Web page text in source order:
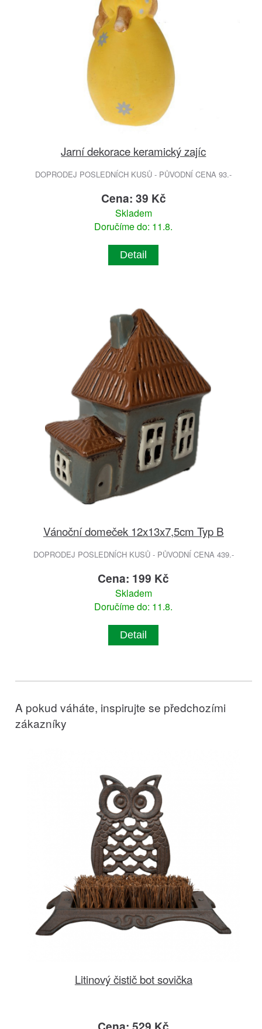
Jarní dekorace keramický zajíc
DOPRODEJ POSLEDNÍCH KUSŮ - PŮVODNÍ CENA 93.-
Cena: 39 Kč
Skladem
Doručíme do: 11.8.
Detail
Vánoční domeček 12x13x7,5cm Typ B
DOPRODEJ POSLEDNÍCH KUSŮ - PŮVODNÍ CENA 439.-
Cena: 199 Kč
Skladem
Doručíme do: 11.8.
Detail
A pokud váháte, inspirujte se předchozími
zákazníky
Litinový čistič bot sovička